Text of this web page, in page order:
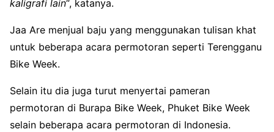
kaligrafi lain“, katanya.
Jaa Are menjual baju yang menggunakan tulisan khat
untuk beberapa acara permotoran seperti Terengganu
Bike Week.
Selain itu dia juga turut menyertai pameran
permotoran di Burapa Bike Week, Phuket Bike Week
selain beberapa acara permotoran di Indonesia.